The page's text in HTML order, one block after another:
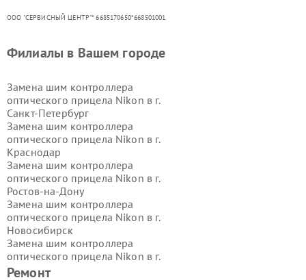
ООО "СЕРВИСНЫЙ ЦЕНТР"* 6685170650*668501001
Ремонт
Филиалы в Вашем городе
Замена шим контроллера
оптического прицела Nikon в г.
Санкт-Петербург
Замена шим контроллера
оптического прицела Nikon в г.
Краснодар
Замена шим контроллера
оптического прицела Nikon в г.
Ростов-на-Дону
Замена шим контроллера
оптического прицела Nikon в г.
Новосибирск
Замена шим контроллера
оптического прицела Nikon в г.
Екатеринбург